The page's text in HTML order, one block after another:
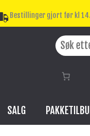
Bestillinger gjort før kl
SALG